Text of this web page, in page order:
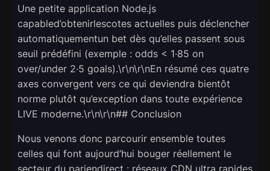
Une petite application Node.js
capabled’obtenirlescotes actuelles puis déclencher
automatiquementun bet dès qu’elles passent sous
seuil prédéfini (exemple : odds < 1·85 on
over/under 2·5 goals).\r\n\r\nEn résumé ces quatre
axes convergent vers ce qui deviendra bientôt
norme plutôt qu’exception dans toute expérience
LIVE moderne.\r\n\r\n## Conclusion
Nous venons donc parcourir ensemble toutes
celles qui font aujourd’hui bouger réellement le
secteur du pari­en­direct : réseaux CDN ultra rapides